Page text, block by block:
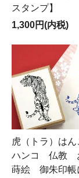
スタンプ】
1,300円(内税)
虎（トラ）はん
ハンコ 仏教
蒔絵 御朱印帳